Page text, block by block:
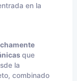
en la
que
la
combinado